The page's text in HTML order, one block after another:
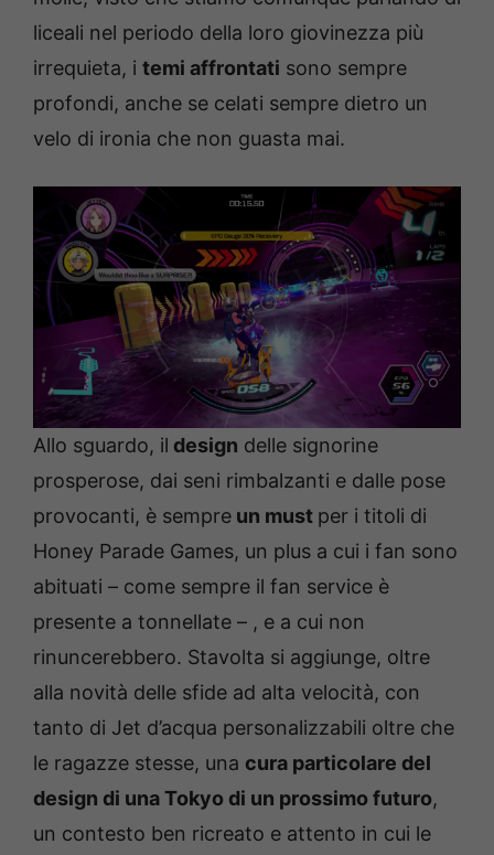
liceali nel periodo della loro giovinezza più
irrequieta, i temi affrontati sono sempre
profondi, anche se celati sempre dietro un
velo di ironia che non guasta mai.
Allo sguardo, il design delle signorine
prosperose, dai seni rimbalzanti e dalle pose
provocanti, è sempre un must per i titoli di
Honey Parade Games, un plus a cui i fan sono
abituati – come sempre il fan service è
presente a tonnellate – , e a cui non
rinuncerebbero. Stavolta si aggiunge, oltre
alla novità delle sfide ad alta velocità, con
tanto di Jet d’acqua personalizzabili oltre che
le ragazze stesse, una cura particolare del
design di una Tokyo di un prossimo futuro,
un contesto ben ricreato e attento in cui le